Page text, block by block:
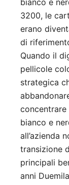
3200, le
erano
di
Quando il
pellicole
strategica
bianco e
all’azienda
transizione
principali
anni